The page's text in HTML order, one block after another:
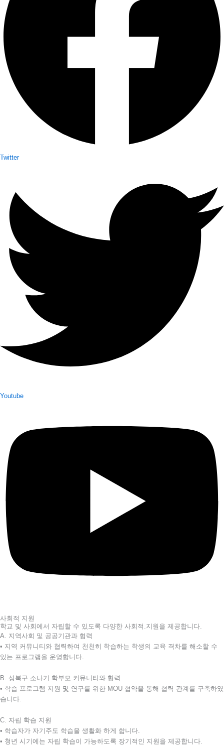
Twitter
Youtube
사회적 지원
학교 및 사회에서 자립할 수 있도록 다양한 사회적.지원을 제공합니다.
A. 지역사회 및 공공기관과 협력
• 지역 커뮤니티와 협력하여 천천히 학습하는 학생의 교육 격차를 해소할 수
있는 프로그램을 운영합니다.
B. 성북구 소나기 학부모 커뮤니티와 협력
• 학습 프로그램 지원 및 연구를 위한 MOU 협약을 통해 협력 관계를 구축하였
습니다.
C. 자립 학습 지원
• 학습자가 자기주도 학습을 생활화 하게 합니다.
• 청년 시기에는 자립 학습이 가능하도록 장기적인 지원을 제공합니다.